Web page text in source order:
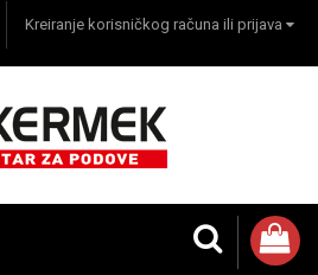
Kreiranje korisničkog računa ili prijava